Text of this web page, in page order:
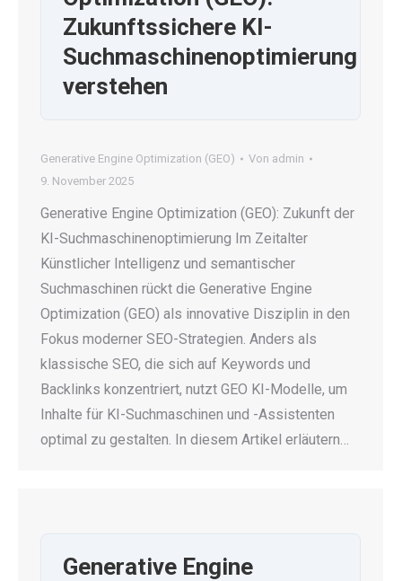
Zukunftssichere KI-
Suchmaschinenoptimierung
verstehen
Generative Engine Optimization (GEO) Von admin
9. November 2025
Generative Engine Optimization (GEO): Zukunft der
KI-Suchmaschinenoptimierung Im Zeitalter
Künstlicher Intelligenz und semantischer
Suchmaschinen rückt die Generative Engine
Optimization (GEO) als innovative Disziplin in den
Fokus moderner SEO-Strategien. Anders als
klassische SEO, die sich auf Keywords und
Backlinks konzentriert, nutzt GEO KI-Modelle, um
Inhalte für KI-Suchmaschinen und -Assistenten
optimal zu gestalten. In diesem Artikel erläutern…
Generative Engine